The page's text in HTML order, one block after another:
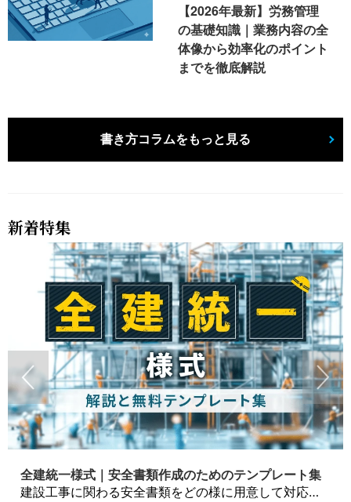
【2026年最新】労務管理
の基礎知識｜業務内容の全
体像から効率化のポイント
までを徹底解説
書き方コラムをもっと見る
新着特集
全建統一様式｜安全書類作成のためのテンプレート集
建設工事に関わる安全書類をどの様に用意して対応するか？関連書式テンプレートから書き方の注意点などの役立つコラムをbizoceanがお届けします。